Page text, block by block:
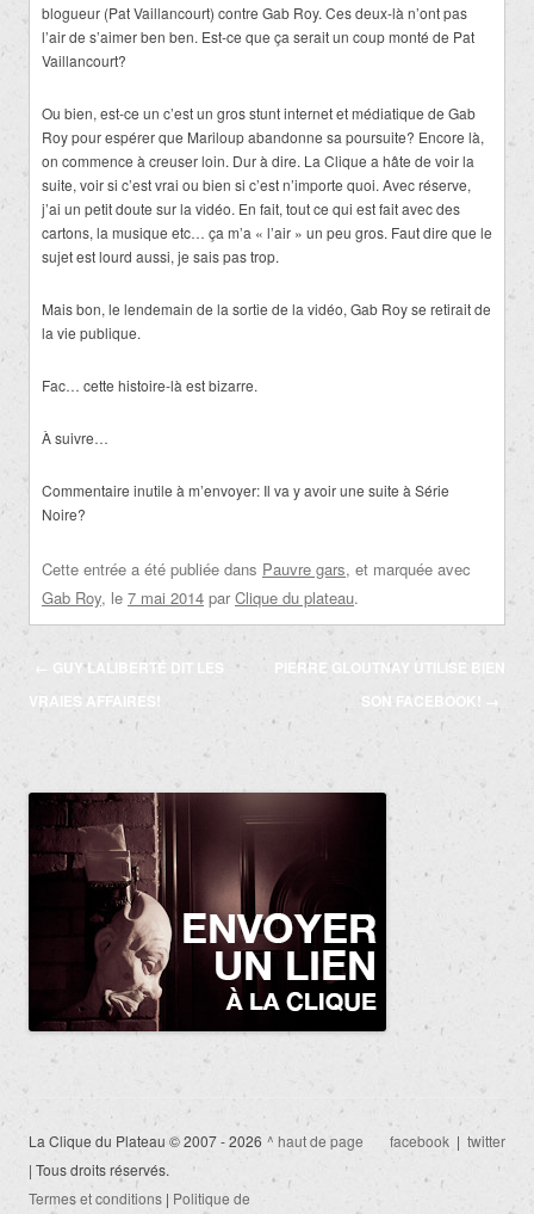
blogueur (Pat Vaillancourt) contre Gab Roy. Ces deux-là n’ont pas
l’air de s’aimer ben ben. Est-ce que ça serait un coup monté de Pat
Vaillancourt?
Ou bien, est-ce un c’est un gros stunt internet et médiatique de Gab
Roy pour espérer que Mariloup abandonne sa poursuite? Encore là,
on commence à creuser loin. Dur à dire. La Clique a hâte de voir la
suite, voir si c’est vrai ou bien si c’est n’importe quoi. Avec réserve,
j’ai un petit doute sur la vidéo. En fait, tout ce qui est fait avec des
cartons, la musique etc… ça m’a « l’air » un peu gros. Faut dire que le
sujet est lourd aussi, je sais pas trop.
Mais bon, le lendemain de la sortie de la vidéo, Gab Roy se retirait de
la vie publique.
Fac… cette histoire-là est bizarre.
À suivre…
Commentaire inutile à m’envoyer: Il va y avoir une suite à Série
Noire?
Cette entrée a été publiée dans Pauvre gars, et marquée avec
Gab Roy, le 7 mai 2014 par Clique du plateau.
Navigation
des
←
GUY LALIBERTÉ DIT LES
VRAIES AFFAIRES!
PIERRE GLOUTNAY UTILISE BIEN
SON FACEBOOK!
→
La Clique du Plateau © 2007 - 2026
| Tous droits réservés.
Termes et conditions | Politique de
^ haut de page facebook | twitter